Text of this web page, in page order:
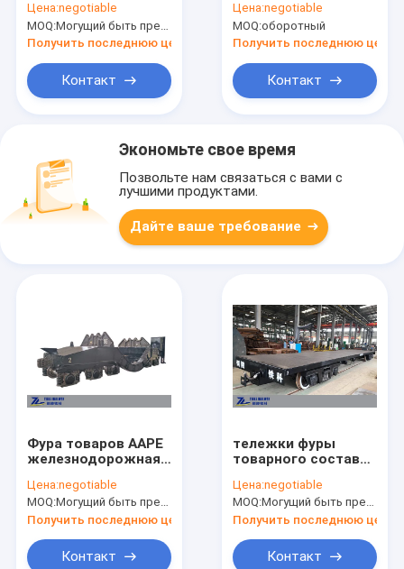
рельса контейнера
ISO плоский
широкий
Цена:negotiable
MOQ:Могущий быть предметом переговоров
Получить последнюю цену
Контакт
датчика мыса
1067мм
вращающийся
Цена:negotiable
MOQ:оборотный
Получить последнюю цену
Контакт
Экономьте свое время
Позвольте нам связаться с вами с
лучшими продуктами.
Дайте ваше требование
Фура товаров ААРЕ
железнодорожная
ковша утюга 140
тонн
Цена:negotiable
MOQ:Могущий быть предметом переговоров
Получить последнюю цену
Контакт
тележки фуры
товарного состава
T2369 пола
промежуточной
низкий одобрил
Цена:negotiable
MOQ:Могущий быть предметом переговоров
Получить последнюю цену
Контакт